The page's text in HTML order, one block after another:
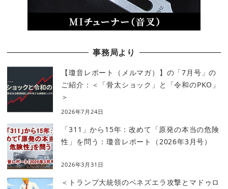
事務局より
【瓊音レポート（メルマガ）】の「7月号」の
ご紹介：＜「骨太ショック」と「令和のPKO」
＞
2026年7月24日
「311」から15年：改めて「原発の本当の危険
性」を問う：瓊音レポート（2026年3月号）
2026年3月31日
＜トランプ大統領のベネズエラ攻撃とマドゥロ